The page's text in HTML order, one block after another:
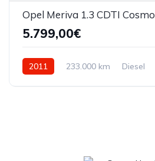
Opel Meriva 1.3 CDTI Cosmo
5.799,00€
2011 233.000 km Diesel